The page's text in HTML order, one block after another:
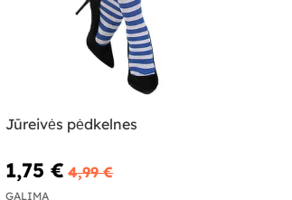
Jūreivės pėdkelnes
1,75 € 4,99 €
GALIMA